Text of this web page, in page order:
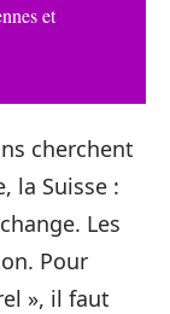
et
cherchent
la Suisse :
Les
Pour
», il faut